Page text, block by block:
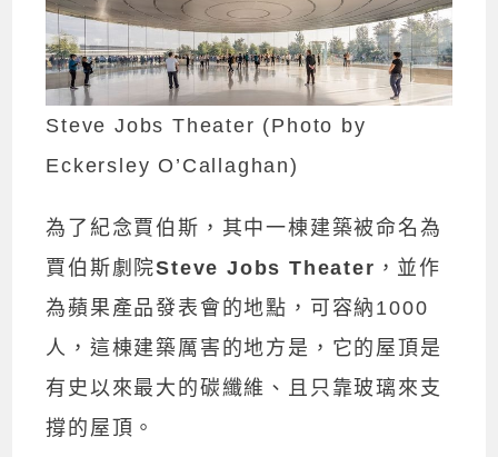
Steve Jobs Theater (Photo by
Eckersley O’Callaghan)
為了紀念賈伯斯，其中一棟建築被命名為
賈伯斯劇院Steve Jobs Theater ，並作
為蘋果產品發表會的地點，可容納1000
人，這棟建築厲害的地方是，它的屋頂是
有史以來最大的碳纖維、且只靠玻璃來支
撐的屋頂。